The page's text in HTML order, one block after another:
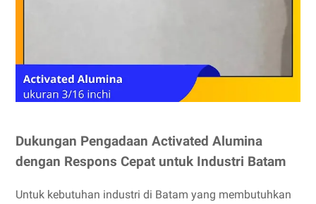
Dukungan Pengadaan Activated Alumina
dengan Respons Cepat untuk Industri Batam
Untuk kebutuhan industri di Batam yang membutuhkan